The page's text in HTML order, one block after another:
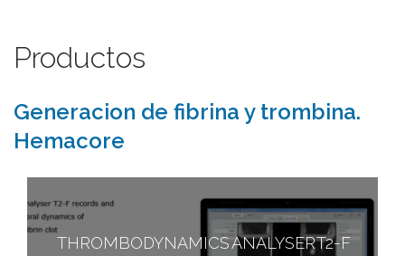
Productos
Generacion de fibrina y trombina.
Hemacore
THROMBODYNAMICS ANALYSER T2-F